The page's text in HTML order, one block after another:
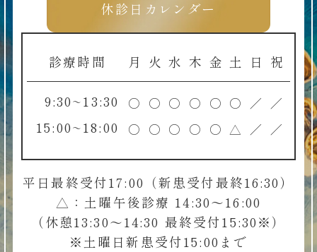
休診日カレンダー
診療時間 月 火 水 木 金 土 日 祝
9:30~13:30 ○ ○ ○ ○ ○ ○ ／ ／
15:00~18:00 ○ ○ ○ ○ ○ △ ／ ／
平日最終受付17:00（新患受付最終16:30）
△：土曜午後診療 14:30～16:00
（休憩13:30～14:30 最終受付15:30※）
※土曜日新患受付15:00まで